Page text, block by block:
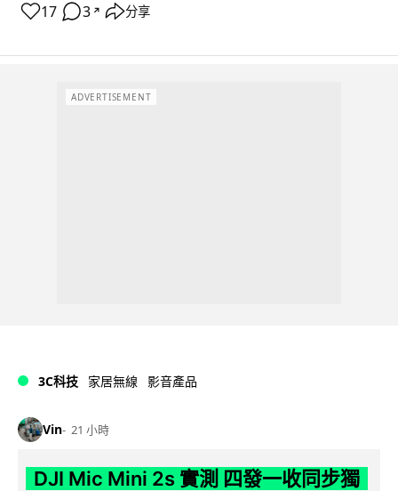
17 3 ↗ 分享
ADVERTISEMENT
3C科技 家居無線 影音產品
Vin 21 小時
DJI Mic Mini 2s 實測 四發一收同步獨